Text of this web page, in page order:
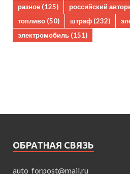
разное (125) российский
топливо (50) штраф (232)
электромобиль (151)
ОБРАТНАЯ СВЯЗЬ
auto_forpost@mail.ru